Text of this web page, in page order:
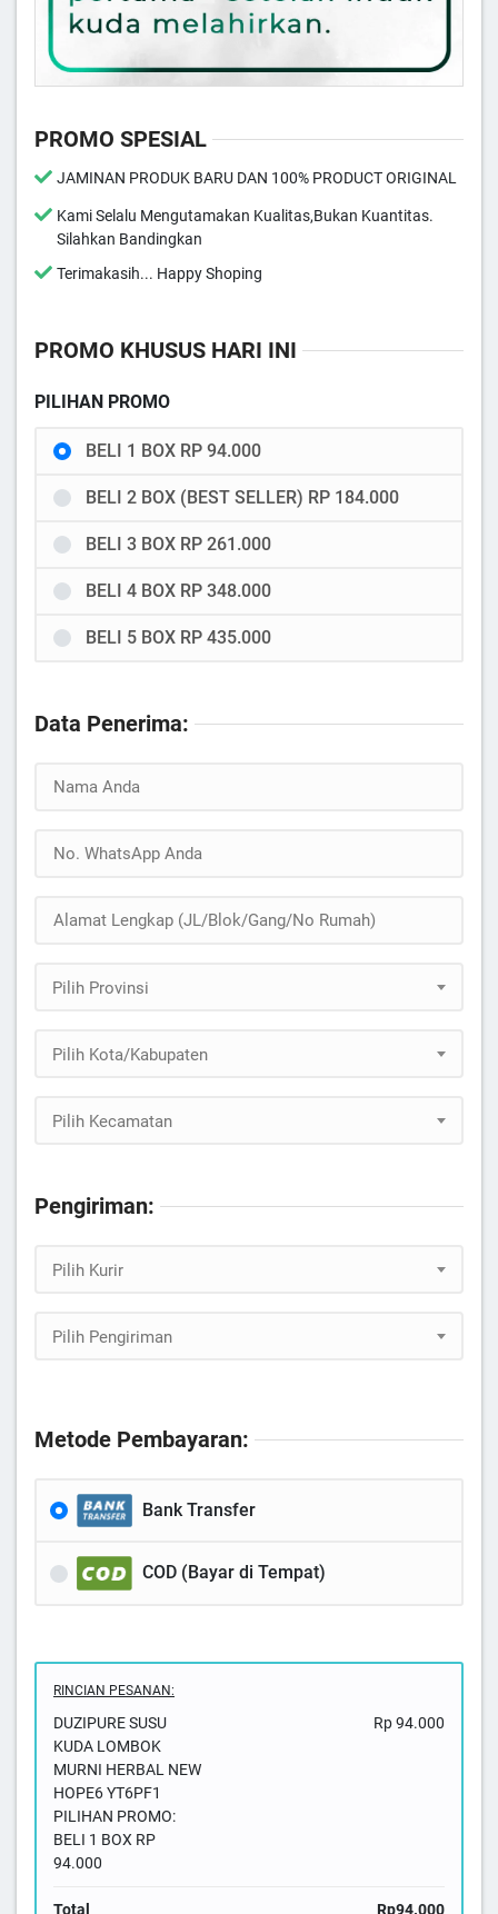
PROMO SPESIAL
JAMINAN PRODUK BARU DAN 100% PRODUCT ORIGINAL
Kami Selalu Mengutamakan Kualitas,Bukan Kuantitas.
Silahkan Bandingkan
Terimakasih... Happy Shoping
PROMO KHUSUS HARI INI
PILIHAN PROMO
BELI 1 BOX RP 94.000
BELI 2 BOX (BEST SELLER) RP 184.000
BELI 3 BOX RP 261.000
BELI 4 BOX RP 348.000
BELI 5 BOX RP 435.000
Data Penerima:
Pilih Provinsi
Pilih Kota/Kabupaten
Pilih Kecamatan
Pengiriman:
Pilih Kurir
Pilih Pengiriman
Metode Pembayaran:
Bank Transfer
COD (Bayar di Tempat)
RINCIAN PESANAN:
DUZIPURE SUSU
KUDA LOMBOK
MURNI HERBAL NEW
HOPE6 YT6PF1
PILIHAN PROMO:
BELI 1 BOX RP
94.000
Rp 94.000
Total Rp94.000